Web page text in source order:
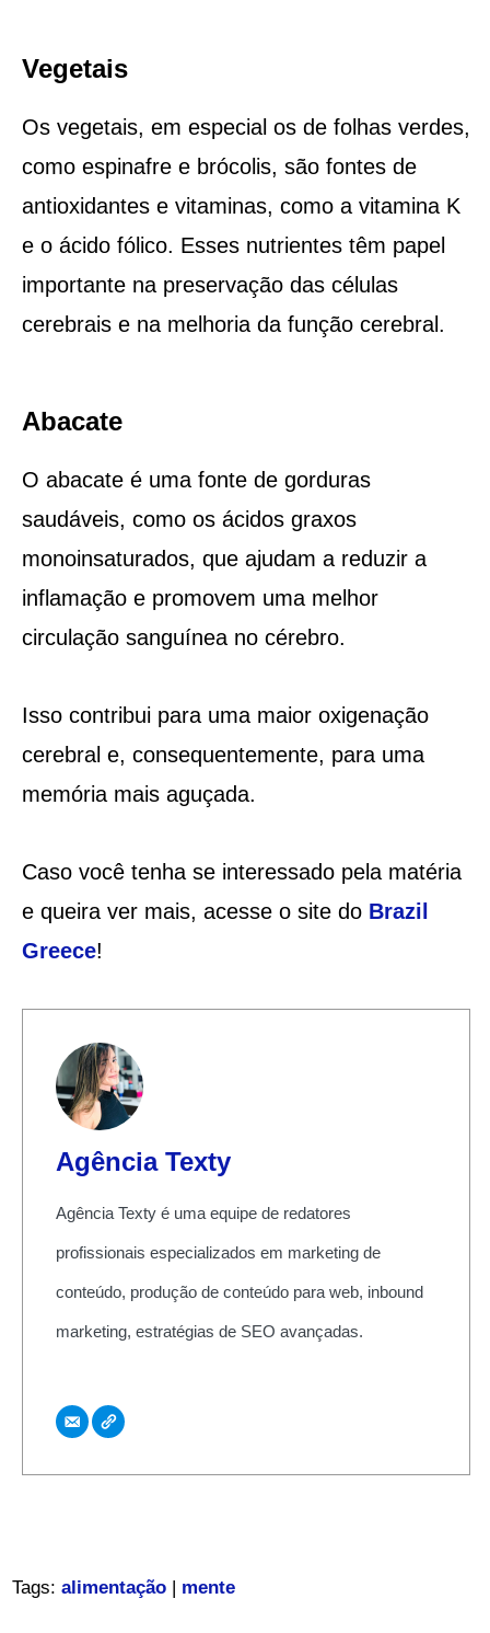
Vegetais
Os vegetais, em especial os de folhas verdes,
como espinafre e brócolis, são fontes de
antioxidantes e vitaminas, como a vitamina K
e o ácido fólico. Esses nutrientes têm papel
importante na preservação das células
cerebrais e na melhoria da função cerebral.
Abacate
O abacate é uma fonte de gorduras
saudáveis, como os ácidos graxos
monoinsaturados, que ajudam a reduzir a
inflamação e promovem uma melhor
circulação sanguínea no cérebro.
Isso contribui para uma maior oxigenação
cerebral e, consequentemente, para uma
memória mais aguçada.
Caso você tenha se interessado pela matéria
e queira ver mais, acesse o site do Brazil
Greece!
Agência Texty
Agência Texty é uma equipe de redatores
profissionais especializados em marketing de
conteúdo, produção de conteúdo para web, inbound
marketing, estratégias de SEO avançadas.
Tags: alimentação| mente